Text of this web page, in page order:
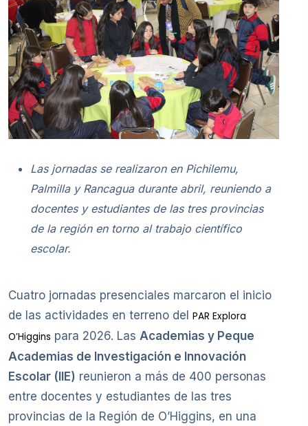
Las jornadas se realizaron en Pichilemu,
Palmilla y Rancagua durante abril, reuniendo a
docentes y estudiantes de las tres provincias
de la región en torno al trabajo científico
escolar.
Cuatro jornadas presenciales marcaron el inicio
de las actividades en terreno del PAR Explora
O’Higgins para 2026. Las Academias y Peque
Academias de Investigación e Innovación
Escolar (IIE) reunieron a más de 400 personas
entre docentes y estudiantes de las tres
provincias de la Región de O’Higgins, en una